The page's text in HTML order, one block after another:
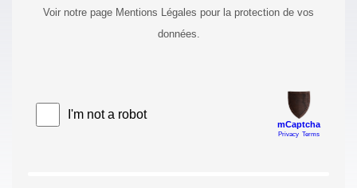
Voir notre page Mentions Légales pour la protection de vos
données.